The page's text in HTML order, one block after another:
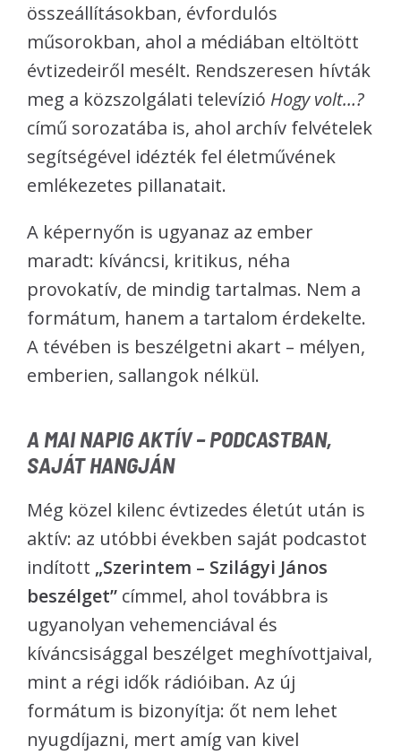
összeállításokban, évfordulós
műsorokban, ahol a médiában eltöltött
évtizedeiről mesélt. Rendszeresen hívták
meg a közszolgálati televízió Hogy volt…?
című sorozatába is, ahol archív felvételek
segítségével idézték fel életművének
emlékezetes pillanatait.
A képernyőn is ugyanaz az ember
maradt: kíváncsi, kritikus, néha
provokatív, de mindig tartalmas. Nem a
formátum, hanem a tartalom érdekelte.
A tévében is beszélgetni akart – mélyen,
emberien, sallangok nélkül.
A MAI NAPIG AKTÍV – PODCASTBAN,
SAJÁT HANGJÁN
Még közel kilenc évtizedes életút után is
aktív: az utóbbi években saját podcastot
indított „Szerintem – Szilágyi János
beszélget” címmel, ahol továbbra is
ugyanolyan vehemenciával és
kíváncsisággal beszélget meghívottjaival,
mint a régi idők rádióiban. Az új
formátum is bizonyítja: őt nem lehet
nyugdíjazni, mert amíg van kivel